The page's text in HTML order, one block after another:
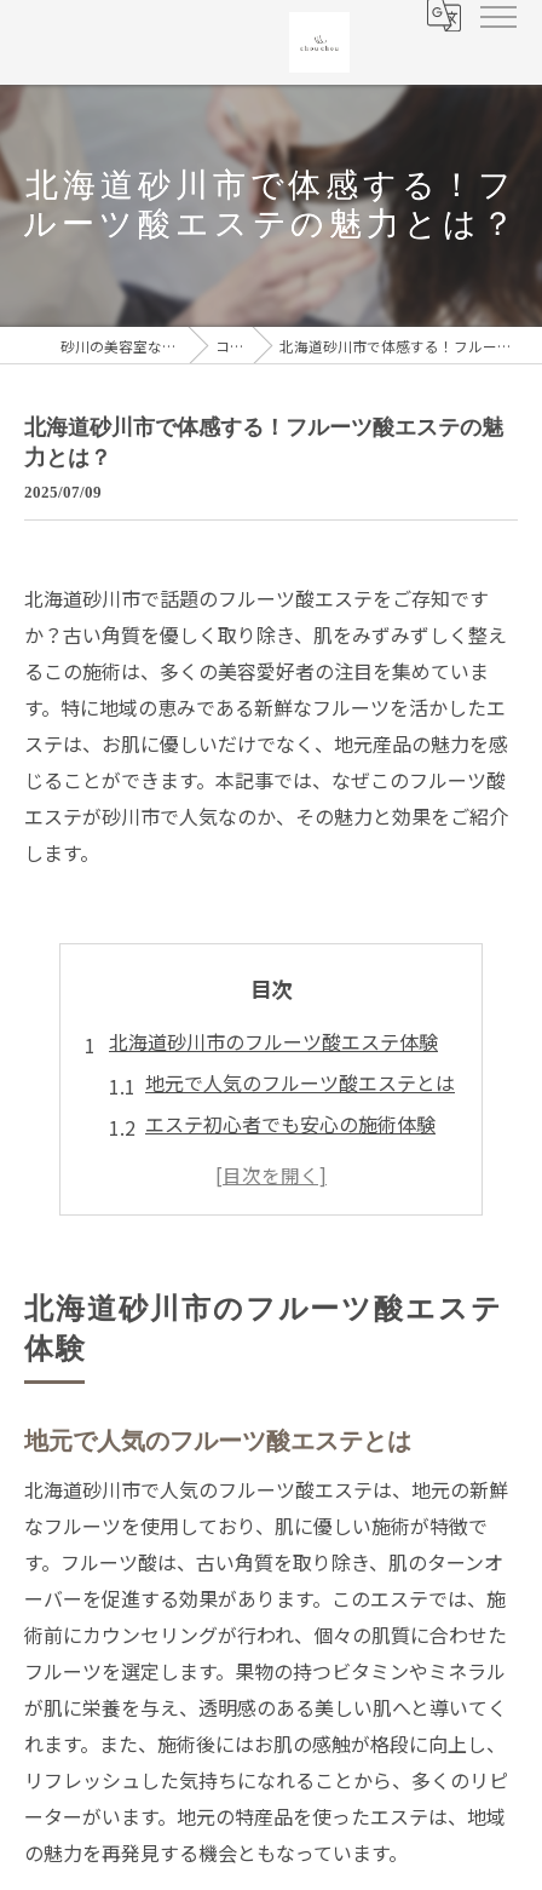
北海道砂川市で体感する！フ
ルーツ酸エステの魅力とは？
砂川の美容室なら chouchou コラム 北海道砂川市で体感する！フルーツ酸エステの魅力とは？
北海道砂川市で体感する！フルーツ酸エステの魅
力とは？
2025/07/09
北海道砂川市で話題のフルーツ酸エステをご存知です
か？古い角質を優しく取り除き、肌をみずみずしく整え
るこの施術は、多くの美容愛好者の注目を集めていま
す。特に地域の恵みである新鮮なフルーツを活かしたエ
ステは、お肌に優しいだけでなく、地元産品の魅力を感
じることができます。本記事では、なぜこのフルーツ酸
エステが砂川市で人気なのか、その魅力と効果をご紹介
します。
目次
北海道砂川市のフルーツ酸エステ体験
地元で人気のフルーツ酸エステとは
エステ初心者でも安心の施術体験
肌が喜ぶフルーツ酸エステの効果
フルーツ酸エステの魅力を知る
フルーツ酸エステで肌に潤いを
砂川市のエステで肌質改善
潤いを実感できるエステ施術
エステで叶える理想の肌
フルーツ酸が肌に与える影響
砂川市の美容法！フルーツ酸エステ
砂川市流のフルーツ酸美容法
エステで美を追求する方法
地元で注目の美容法を体験
フルーツ酸エステの美肌効果
砂川市の特別な美容アプローチ
エステで美肌を手に入れる方法
北海道砂川市のフルーツ酸エステ
体験
地元で人気のフルーツ酸エステとは
北海道砂川市で人気のフルーツ酸エステは、地元の新鮮
なフルーツを使用しており、肌に優しい施術が特徴で
す。フルーツ酸は、古い角質を取り除き、肌のターンオ
ーバーを促進する効果があります。このエステでは、施
術前にカウンセリングが行われ、個々の肌質に合わせた
フルーツを選定します。果物の持つビタミンやミネラル
が肌に栄養を与え、透明感のある美しい肌へと導いてく
れます。また、施術後にはお肌の感触が格段に向上し、
リフレッシュした気持ちになれることから、多くのリピ
ーターがいます。地元の特産品を使ったエステは、地域
の魅力を再発見する機会ともなっています。